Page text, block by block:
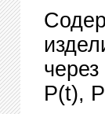
Р(t),